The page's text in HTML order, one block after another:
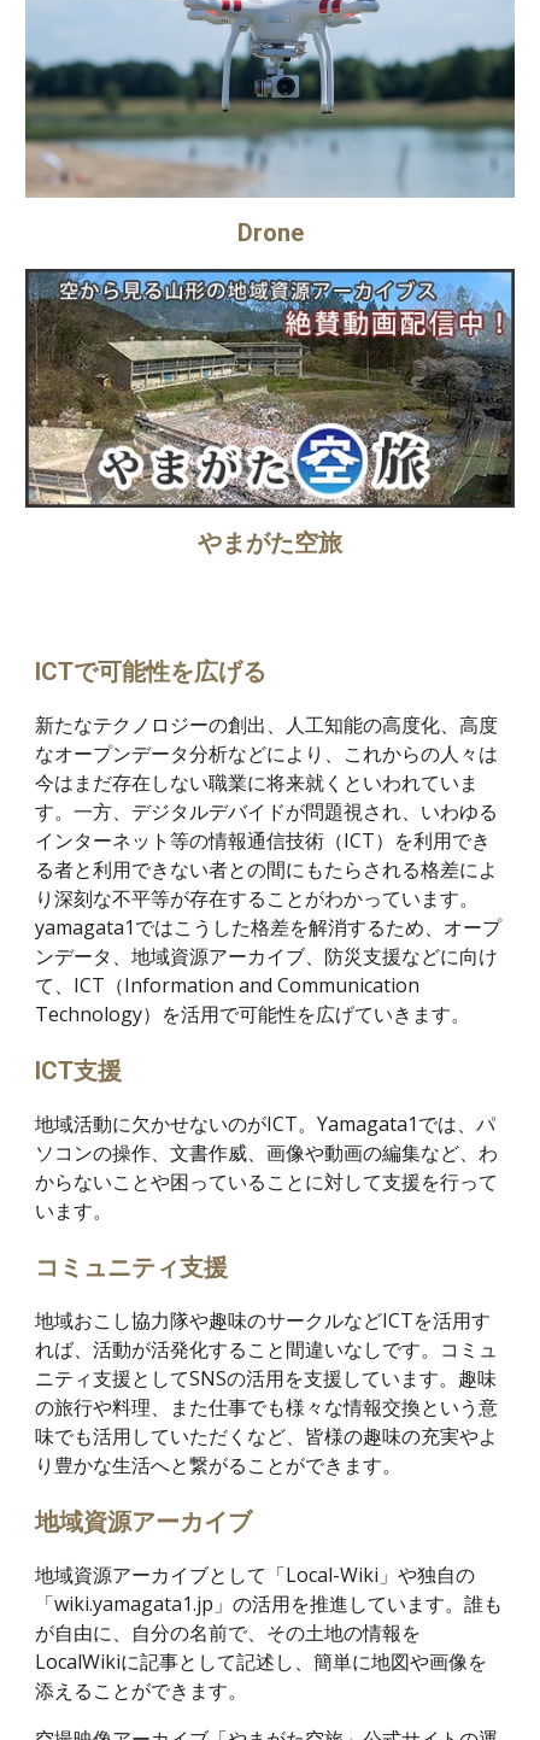
Drone
やまがた空旅
ICTで可能性を広げる
新たなテクノロジーの創出、人工知能の高度化、高度
なオープンデータ分析などにより、これからの人々は
今はまだ存在しない職業に将来就くといわれていま
す。一方、デジタルデバイドが問題視され、いわゆる
インターネット等の情報通信技術（ICT）を利用でき
る者と利用できない者との間にもたらされる格差によ
り深刻な不平等が存在することがわかっています。
yamagata1ではこうした格差を解消するため、オープ
ンデータ、地域資源アーカイブ、防災支援などに向け
て、ICT（Information and Communication
Technology）を活用で可能性を広げていきます。
ICT支援
地域活動に欠かせないのがICT。Yamagata1では、パ
ソコンの操作、文書作威、画像や動画の編集など、わ
からないことや困っていることに対して支援を行って
います。
コミュニティ支援
地域おこし協力隊や趣味のサークルなどICTを活用す
れば、活動が活発化すること間違いなしです。コミュ
ニティ支援としてSNSの活用を支援しています。趣味
の旅行や料理、また仕事でも様々な情報交換という意
味でも活用していただくなど、皆様の趣味の充実やよ
り豊かな生活へと繋がることができます。
地域資源アーカイブ
地域資源アーカイブとして「Local-Wiki」や独自の
「wiki.yamagata1.jp」の活用を推進しています。誰も
が自由に、自分の名前で、その土地の情報を
LocalWikiに記事として記述し、簡単に地図や画像を
添えることができます。